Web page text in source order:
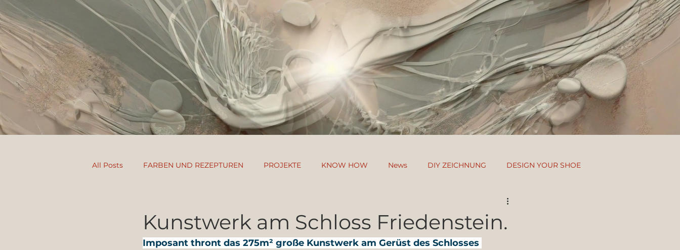
All Posts FARBEN UND REZEPTUREN PROJEKTE KNOW HOW News DIY ZEICHNUNG DESIGN YOUR SHOE
Kunstwerk am Schloss Friedenstein.
Imposant thront das 275m² große Kunstwerk am Gerüst des Schlosses